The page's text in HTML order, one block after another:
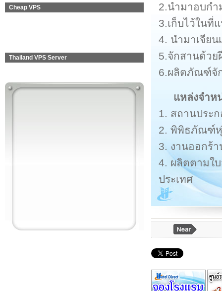
Cheap VPS
Thailand VPS Server
2.นำมาอบกำ
3.เก็บไว้ในที่
4. นำมาเจียน
5.จักสานด้วย
6.ผลิตภัณฑ์จั
แหล่งจำ
1. สถานประ
2. พิพิธภัณฑ์หุ่
3. งานออกร้
4. ผลิตตามใ
ประเทศ